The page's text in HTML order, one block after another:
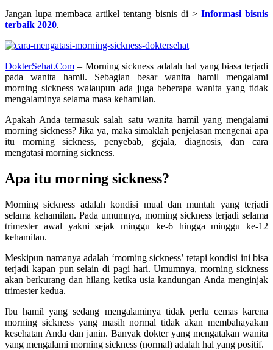
Jangan lupa membaca artikel tentang bisnis di > Informasi bisnis
terbaik 2020.
DokterSehat.Com – Morning sickness adalah hal yang biasa terjadi
pada wanita hamil. Sebagian besar wanita hamil mengalami
morning sickness walaupun ada juga beberapa wanita yang tidak
mengalaminya selama masa kehamilan.
Apakah Anda termasuk salah satu wanita hamil yang mengalami
morning sickness? Jika ya, maka simaklah penjelasan mengenai apa
itu morning sickness, penyebab, gejala, diagnosis, dan cara
mengatasi morning sickness.
Apa itu morning sickness?
Morning sickness adalah kondisi mual dan muntah yang terjadi
selama kehamilan. Pada umumnya, morning sickness terjadi selama
trimester awal yakni sejak minggu ke-6 hingga minggu ke-12
kehamilan.
Meskipun namanya adalah ‘morning sickness’ tetapi kondisi ini bisa
terjadi kapan pun selain di pagi hari. Umumnya, morning sickness
akan berkurang dan hilang ketika usia kandungan Anda menginjak
trimester kedua.
Ibu hamil yang sedang mengalaminya tidak perlu cemas karena
morning sickness yang masih normal tidak akan membahayakan
kesehatan Anda dan janin. Banyak dokter yang mengatakan wanita
yang mengalami morning sickness (normal) adalah hal yang positif.